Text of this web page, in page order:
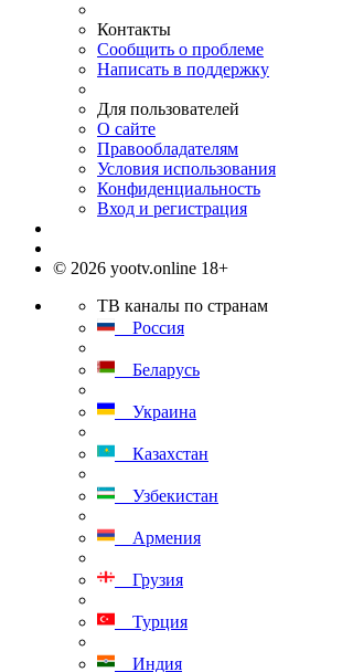
Контакты
Сообщить о проблеме
Написать в поддержку
Для пользователей
О сайте
Правообладателям
Условия использования
Конфиденциальность
Вход и регистрация
© 2026 yootv.online 18+
ТВ каналы по странам
Россия
Беларусь
Украина
Казахстан
Узбекистан
Армения
Грузия
Турция
Индия